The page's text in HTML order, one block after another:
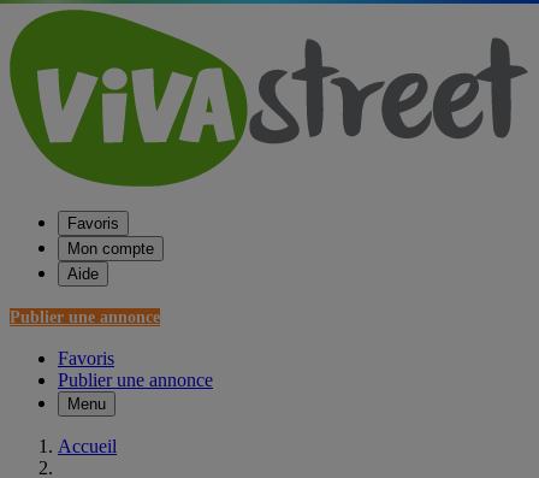
Favoris
Mon compte
Aide
Publier une annonce
Favoris
Publier une annonce
Menu
Accueil